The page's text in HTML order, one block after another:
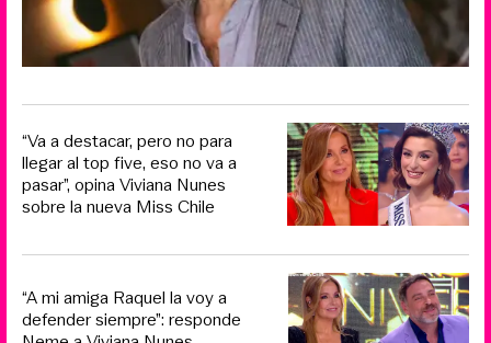
“Va a destacar, pero no para
llegar al top five, eso no va a
pasar”, opina Viviana Nunes
sobre la nueva Miss Chile
“A mi amiga Raquel la voy a
defender siempre”: responde